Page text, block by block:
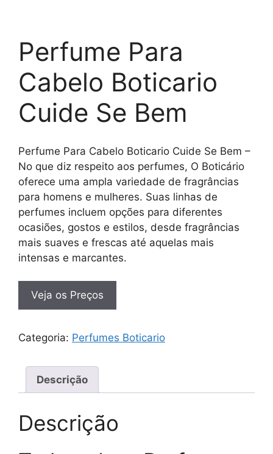
Perfume Para
Cabelo Boticario
Cuide Se Bem
Perfume Para Cabelo Boticario Cuide Se Bem –
No que diz respeito aos perfumes, O Boticário
oferece uma ampla variedade de fragrâncias
para homens e mulheres. Suas linhas de
perfumes incluem opções para diferentes
ocasiões, gostos e estilos, desde fragrâncias
mais suaves e frescas até aquelas mais
intensas e marcantes.
Veja os Preços
Categoria: Perfumes Boticario
Descrição
Descrição